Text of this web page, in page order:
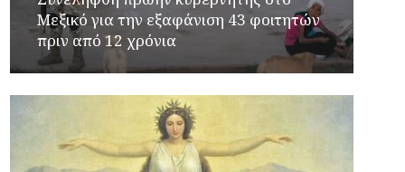
Μεξικό για την εξαφάνιση 43 φοιτητών
πριν από 12 χρόνια